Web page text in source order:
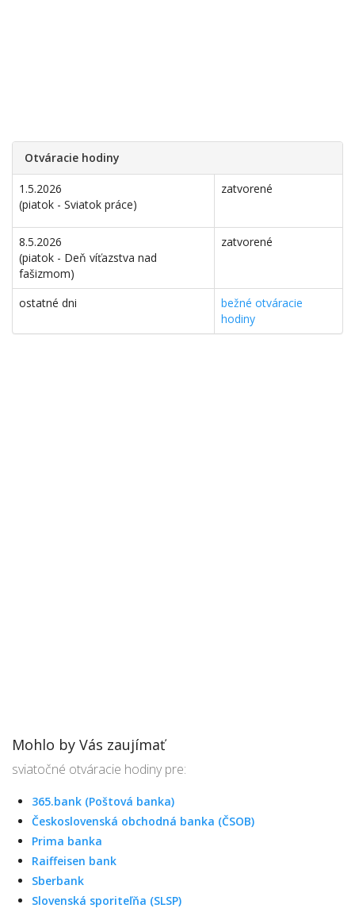
Otváracie hodiny
1.5.2026
(piatok - Sviatok práce)
zatvorené
8.5.2026
(piatok - Deň víťazstva nad
fašizmom)
zatvorené
ostatné dni
bežné otváracie
hodiny
Mohlo by Vás zaujímať
sviatočné otváracie hodiny pre:
365.bank (Poštová banka)
Československá obchodná banka (ČSOB)
Prima banka
Raiffeisen bank
Sberbank
Slovenská sporiteľňa (SLSP)